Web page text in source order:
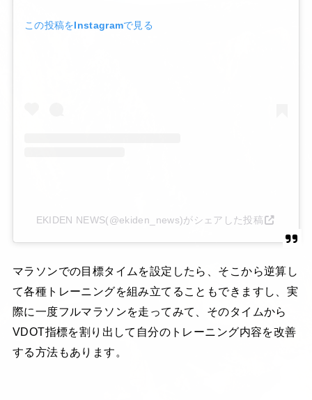
この投稿をInstagramで見る
EKIDEN NEWS(@ekiden_news)がシェアした投稿
マラソンでの目標タイムを設定したら、そこから逆算し
て各種トレーニングを組み立てることもできますし、実
際に一度フルマラソンを走ってみて、そのタイムから
VDOT指標を割り出して自分のトレーニング内容を改善
する方法もあります。